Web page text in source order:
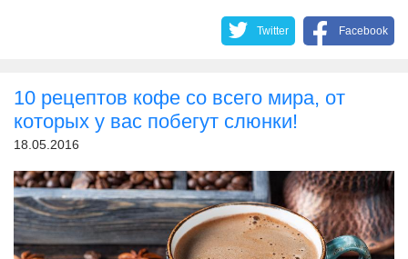
Twitter Facebook
10 рецептов кофе со всего мира, от
которых у вас побегут слюнки!
18.05.2016